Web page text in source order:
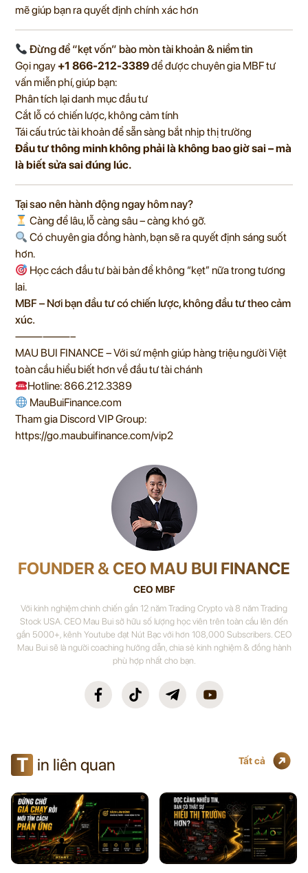
mẽ giúp bạn ra quyết định chính xác hơn
Đừng để “kẹt vốn” bào mòn tài khoản & niềm tin
Gọi ngay +1 866-212-3389để được chuyên gia MBF tư
vấn miễn phí, giúp bạn:
Phân tích lại danh mục đầu tư
Cắt lỗ có chiến lược, không cảm tính
Tái cấu trúc tài khoản để sẵn sàng bắt nhịp thị trường
Đầu tư thông minh không phải là không bao giờ sai – mà
là biết sửa sai đúng lúc.
Tại sao nên hành động ngay hôm nay?
Càng để lâu, lỗ càng sâu – càng khó gỡ.
Có chuyên gia đồng hành, bạn sẽ ra quyết định sáng suốt
hơn.
Học cách đầu tư bài bản để không “kẹt” nữa trong tương
lai.
MBF – Nơi bạn đầu tư có chiến lược, không đầu tư theo cảm
xúc.
——————–
MAU BUI FINANCE – Với sứ mệnh giúp hàng triệu người Việt
toàn cầu hiểu biết hơn về đầu tư tài chánh
Hotline: 866.212.3389
MauBuiFinance.com
Tham gia Discord VIP Group:
https://go.maubuifinance.com/vip2
FOUNDER & CEO MAU BUI FINANCE
CEO MBF
Với kinh nghiệm chinh chiến gần 12 năm Trading Crypto và 8 năm Trading
Stock USA. CEO Mau Bui sở hữu số lượng học viên trên toàn cầu lên đến
gần 5000+, kênh Youtube đạt Nút Bạc với hơn 108,000 Subscribers. CEO
Mau Bui sẽ là người coaching hướng dẫn, chia sẻ kinh nghiệm & đồng hành
phù hợp nhất cho bạn.
T in liên quan Tất cả